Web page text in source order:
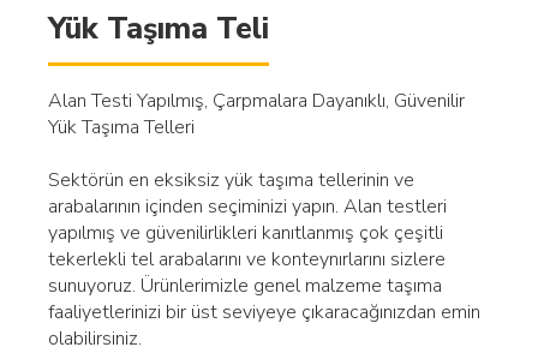
Yük Taşıma Teli
Alan Testi Yapılmış, Çarpmalara Dayanıklı, Güvenilir
Yük Taşıma Telleri
Sektörün en eksiksiz yük taşıma tellerinin ve
arabalarının içinden seçiminizi yapın. Alan testleri
yapılmış ve güvenilirlikleri kanıtlanmış çok çeşitli
tekerlekli tel arabalarını ve konteynırlarını sizlere
sunuyoruz. Ürünlerimizle genel malzeme taşıma
faaliyetlerinizi bir üst seviyeye çıkaracağınızdan emin
olabilirsiniz.